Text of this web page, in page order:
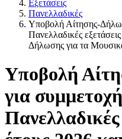
Εξετάσεις
Πανελλαδικές
Υποβολή Αίτησης-
Πανελλαδικές
Δήλωσης για τα
Υποβολή
για